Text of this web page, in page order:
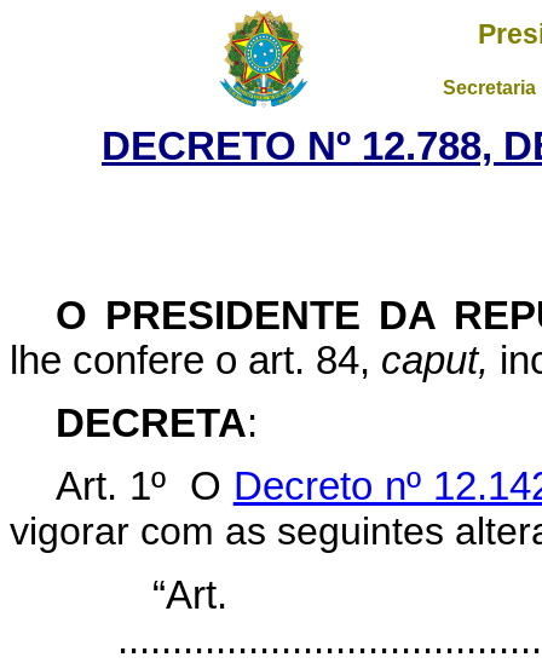
DECRETO Nº 12.788,
O PRESIDENTE DA
lhe confere o art. 84, caput,
DECRETA:
Art. 1º O Decreto nº
vigorar com as seguintes